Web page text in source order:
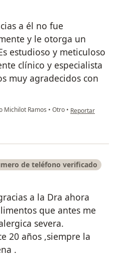
a él no fue
y le otorga un
estudioso y meticuloso
clínico y especialista
muy agradecidos con
Michilot Ramos • Otro • en opinión del
Reportar
de teléfono verificado
a la Dra ahora
que antes me
severa.
20 años ,siempre la
.